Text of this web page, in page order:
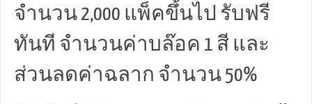
จำนวน 2,000 แพ็คขึ้นไป รับฟรี
ทันที จำนวนค่าบล๊อค 1 สี และ
ส่วนลดค่าฉลาก จำนวน 50%